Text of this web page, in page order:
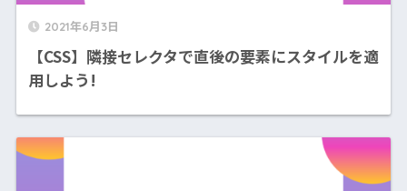
2021年6月3日
【CSS】隣接セレクタで直後の要素にスタイルを適
用しよう!